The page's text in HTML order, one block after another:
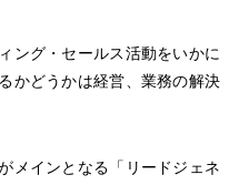
ング・セールス活動をいかに
かどうかは経営、業務の解決
メインとなる「リードジェネ